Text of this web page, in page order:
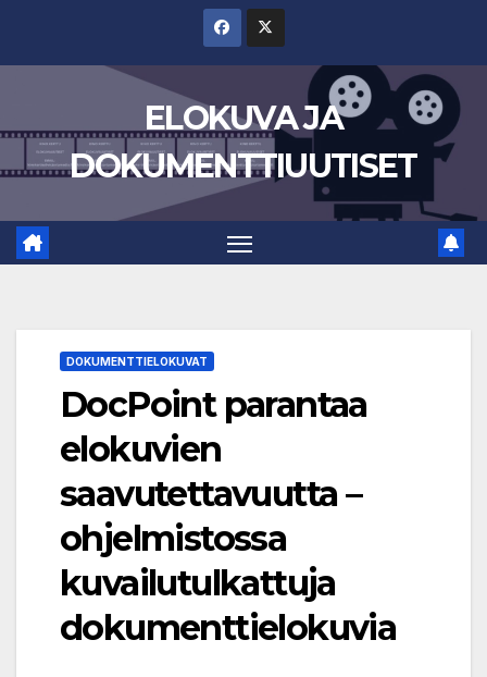
ELOKUVA JA
DOKUMENTTIUUTISET
DOKUMENTTIELOKUVAT
DocPoint parantaa
elokuvien
saavutettavuutta –
ohjelmistossa
kuvailutulkattuja
dokumenttielokuvia